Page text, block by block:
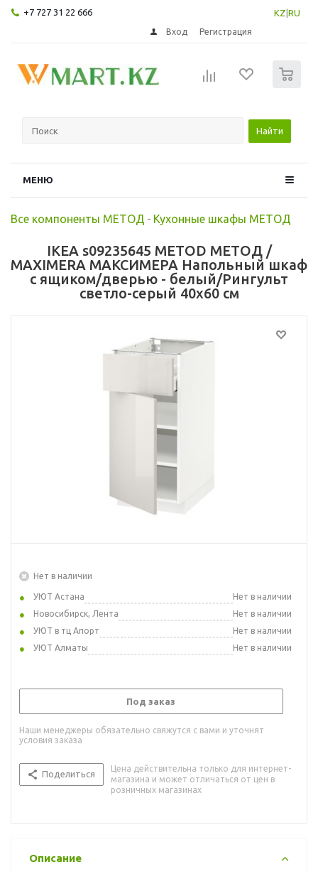
+7 727 31 22 666 KZ RU
Вход Регистрация
Найти
МЕНЮ
Все компоненты МЕТОД - Кухонные шкафы МЕТОД
IKEA s09235645 METOD МЕТОД /
MAXIMERA МАКСИМЕРА Напольный шкаф
с ящиком/дверью - белый/Рингульт
светло-серый 40x60 см
Нет в наличии
УЮТ Астана
Нет в наличии
Новосибирск, Лента
Нет в наличии
УЮТ в тц Апорт
Нет в наличии
УЮТ Алматы
Нет в наличии
Под заказ
Наши менеджеры обязательно свяжутся с вами и уточнят
условия заказа
Поделиться
Цена действительна только для интернет-
магазина и может отличаться от цен в
розничных магазинах
Описание